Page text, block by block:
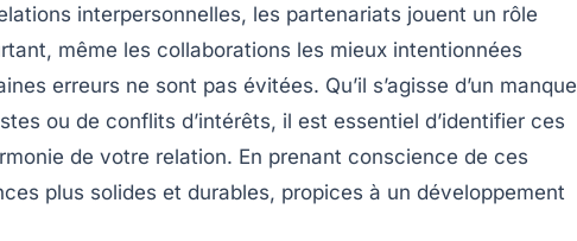
interpersonnelles, les partenariats jouent un rôle
même les collaborations les mieux intentionnées
erreurs ne sont pas évitées. Qu’il s’agisse d’un manque
ou de conflits d’intérêts, il est essentiel d’identifier ces
de votre relation. En prenant conscience de ces
plus solides et durables, propices à un développement